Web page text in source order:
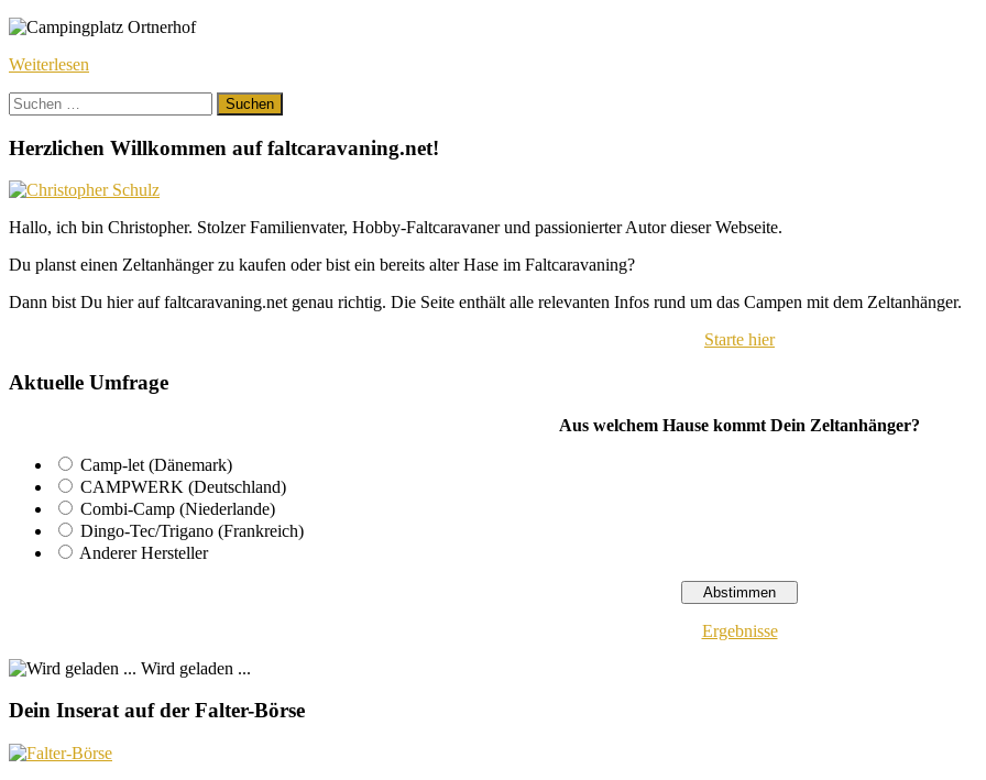
Weiterlesen
Suchen
nach:
Herzlichen Willkommen auf faltcaravaning.net!
Hallo, ich bin Christopher. Stolzer Familienvater, Hobby-Faltcaravaner und passionierter Autor dieser Webseite.
Du planst einen Zeltanhänger zu kaufen oder bist ein bereits alter Hase im Faltcaravaning?
Dann bist Du hier auf faltcaravaning.net genau richtig. Die Seite enthält alle relevanten Infos rund um das Campen mit dem Zeltanhänger.
Starte hier
Aktuelle Umfrage
Aus welchem Hause kommt Dein Zeltanhänger?
Camp-let (Dänemark)
CAMPWERK (Deutschland)
Combi-Camp (Niederlande)
Dingo-Tec/Trigano (Frankreich)
Anderer Hersteller
Ergebnisse
Wird geladen ...
Dein Inserat auf der Falter-Börse